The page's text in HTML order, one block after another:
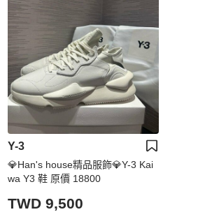
Y-3
💎Han's house精品服飾💎Y-3 Kai
wa Y3 鞋 原價 18800
TWD 9,500